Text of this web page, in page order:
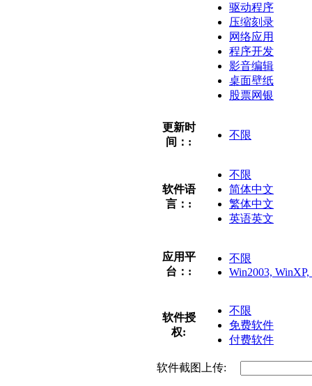
驱动程序
压缩刻录
网络应用
程序开发
影音编辑
桌面壁纸
股票网银
更新时
间：:
不限
软件语
言：:
不限
简体中文
繁体中文
英语英文
应用平
台：:
不限
Win2003,
软件授
权:
不限
免费软件
付费软件
软件截图上传: